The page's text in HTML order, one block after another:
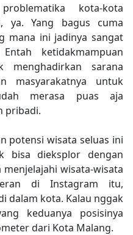
kota-kota
ya. Yang bagus cuma
mana ini jadinya sangat
ketidakmampuan
menghadirkan sarana
masyarakatnya untuk
merasa puas aja
pribadi.
potensi wisata seluas ini
bisa dieksplor dengan
wisata-wisata
di Instagram itu,
dalam kota. Kalau nggak
keduanya posisinya
dari Kota Malang.